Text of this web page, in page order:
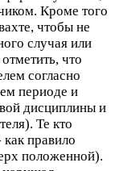
Кроме того
чтобы не
случая или
что
согласно
периоде и
дисциплины и
Те кто
правило
положенной).